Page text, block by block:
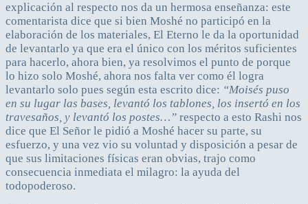
explicación al respecto nos da un hermosa enseñanza: este
comentarista dice que si bien Moshé no participó en la
elaboración de los materiales, El Eterno le da la oportunidad
de levantarlo ya que era el único con los méritos suficientes
para hacerlo, ahora bien, ya resolvimos el punto de porque
lo hizo solo Moshé, ahora nos falta ver como él logra
levantarlo solo pues según esta escrito dice: “Moisés puso
en su lugar las bases, levantó los tablones, los insertó en los
travesaños, y levantó los postes…” respecto a esto Rashi nos
dice que El Señor le pidió a Moshé hacer su parte, su
esfuerzo, y una vez vio su voluntad y disposición a pesar de
que sus limitaciones físicas eran obvias, trajo como
consecuencia inmediata el milagro: la ayuda del
todopoderoso.